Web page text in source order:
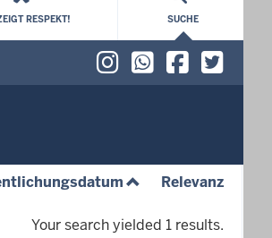
RESPEKT! SUCHE
InstagramX
(aufsteigend)
Relevanz
Your search yielded 1 results.